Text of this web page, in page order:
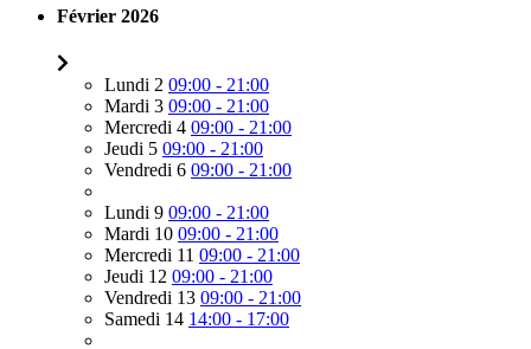
Février 2026
Lundi 2 09:00 - 21:00
Mardi 3 09:00 - 21:00
Mercredi 4 09:00 - 21:00
Jeudi 5 09:00 - 21:00
Vendredi 6 09:00 - 21:00
Lundi 9 09:00 - 21:00
Mardi 10 09:00 - 21:00
Mercredi 11 09:00 - 21:00
Jeudi 12 09:00 - 21:00
Vendredi 13 09:00 - 21:00
Samedi 14 14:00 - 17:00